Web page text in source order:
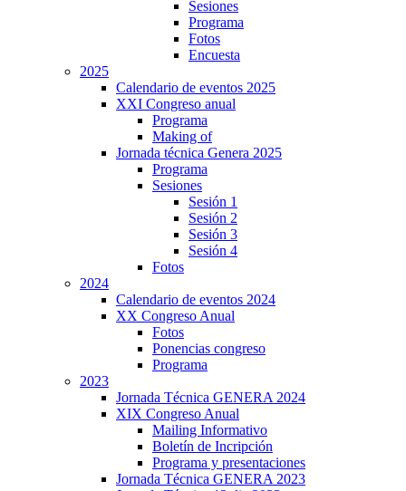
Sesiones
Programa
Fotos
Encuesta
2025
Calendario de eventos 2025
XXI Congreso anual
Programa
Making of
Jornada técnica Genera 2025
Programa
Sesiones
Sesión 1
Sesión 2
Sesión 3
Sesión 4
Fotos
2024
Calendario de eventos 2024
XX Congreso Anual
Fotos
Ponencias congreso
Programa
2023
Jornada Técnica GENERA 2024
XIX Congreso Anual
Mailing Informativo
Boletín de Incripción
Programa y presentaciones
Jornada Técnica GENERA 2023